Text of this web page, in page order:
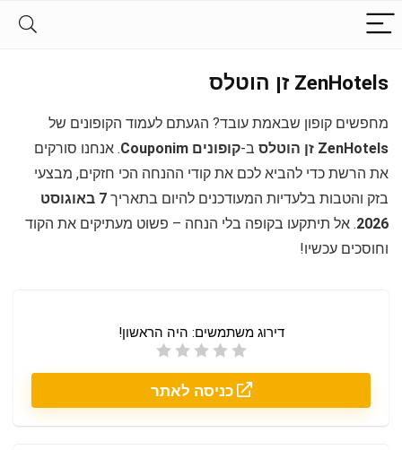
ZenHotels זן הוטלס
מחפשים קופון שבאמת עובד? הגעתם לעמוד הקופונים של
ZenHotels זן הוטלס
ב-קופונים Couponim
. אנחנו סורקים
את הרשת כדי להביא לכם את קודי ההנחה הכי חזקים, מבצעי
בזק והטבות בלעדיות המעודכנים להיום בתאריך
7 באוגוסט
2026. אל תיתקעו בקופה בלי הנחה – פשוט מעתיקים את הקוד
וחוסכים עכשיו!
דירוג משתמשים: היה הראשון!
כניסה לאתר